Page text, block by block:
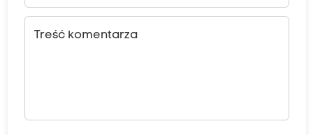
Treść komentarza